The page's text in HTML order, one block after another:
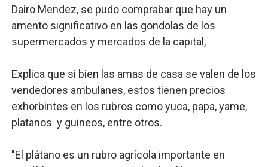
Dairo Mendez, se pudo comprabar que hay un
amento significativo en las gondolas de los
supermercados y mercados de la capital,
Explica que si bien las amas de casa se valen de los
vendedores ambulanes, estos tienen precios
exhorbintes en los rubros como yuca, papa, yame,
platanos y guineos, entre otros.
"El plátano es un rubro agrícola importante en